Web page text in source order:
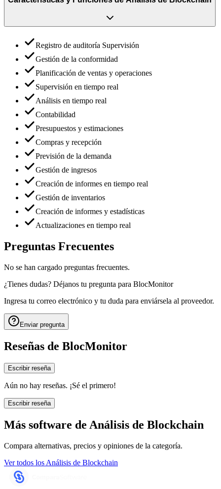
Registro de auditoría Supervisión
Gestión de la conformidad
Planificación de ventas y operaciones
Supervisión en tiempo real
Análisis en tiempo real
Contabilidad
Presupuestos y estimaciones
Compras y recepción
Previsión de la demanda
Gestión de ingresos
Creación de informes en tiempo real
Gestión de inventarios
Creación de informes y estadísticas
Actualizaciones en tiempo real
Preguntas Frecuentes
No se han cargado preguntas frecuentes.
¿Tienes dudas? Déjanos tu pregunta para BlocMonitor
Ingresa tu correo electrónico y tu duda para enviársela al proveedor.
Enviar pregunta
Reseñas de BlocMonitor
Escribir reseña
Aún no hay reseñas. ¡Sé el primero!
Escribir reseña
Más software de Análisis de Blockchain
Compara alternativas, precios y opiniones de la categoría.
Ver todos los Análisis de Blockchain